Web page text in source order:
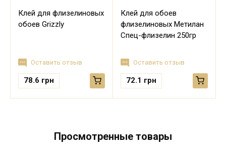
Клей для флизелиновых
обоев Grizzly
Оставить отзыв
78.6 грн
Клей для обоев
флизелиновых Метилан
Спец-флизелин 250гр
Оставить отзыв
72.1 грн
Просмотренные товары